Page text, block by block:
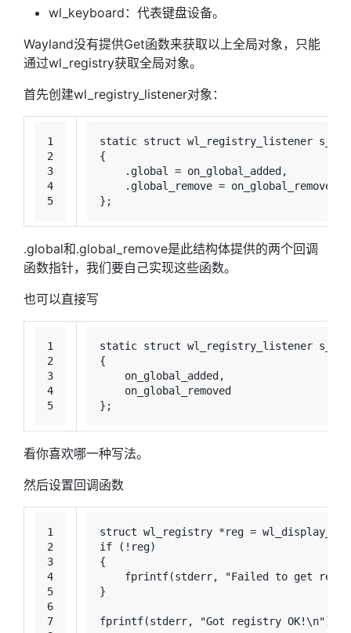
wl_keyboard：代表键盘设备。
Wayland没有提供Get函数来获取以上全局对象，只能
通过wl_registry获取全局对象。
首先创建wl_registry_listener对象：
1
2
3
4
5
static struct wl_registry_listener
{
    .global = on_global_added,
    .global_remove = on_global_removed
};
.global和.global_remove是此结构体提供的两个回调
函数指针，我们要自己实现这些函数。
也可以直接写
1
2
3
4
5
static struct wl_registry_listener
{
    on_global_added,
    on_global_removed
};
看你喜欢哪一种写法。
然后设置回调函数
1
2
3
4
5
6
7
struct wl_registry *reg =
if (!reg)
{
fprintf(stderr,
"Failed to get
}
fprintf(stderr, "Got registry OK!\n");